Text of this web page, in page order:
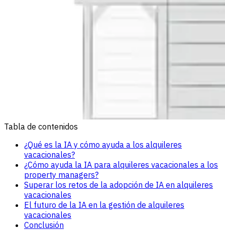
Tabla de contenidos
¿Qué es la IA y cómo ayuda a los alquileres
vacacionales?
¿Cómo ayuda la IA para alquileres vacacionales a los
property managers?
Superar los retos de la adopción de IA en alquileres
vacacionales
El futuro de la IA en la gestión de alquileres
vacacionales
Conclusión